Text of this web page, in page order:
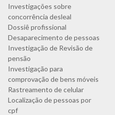
Investigações sobre
concorrência desleal
Dossiê profissional
Desaparecimento de pessoas
Investigação de Revisão de
pensão
Investigação para
comprovação de bens móveis
Rastreamento de celular
Localização de pessoas por
cpf